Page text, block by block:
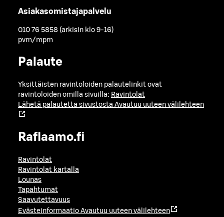
Asiakasomistajapalvelu
010 76 5858 (arkisin klo 9-16)
pvm/mpm
Palaute
Yksittäisten ravintoloiden palautelinkit ovat
ravintoloiden omilla sivuilla: Ravintolat
Lähetä palautetta sivustosta Avautuu uuteen välilehteen
Raflaamo.fi
Ravintolat
Ravintolat kartalla
Lounas
Tapahtumat
Saavutettavuus
Evästeinformaatio Avautuu uuteen välilehteen